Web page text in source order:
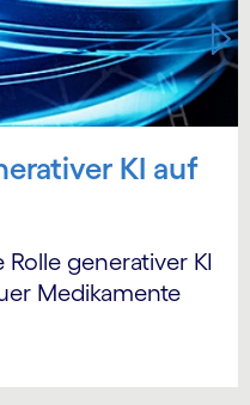
KI auf
generativer KI
Medikamente